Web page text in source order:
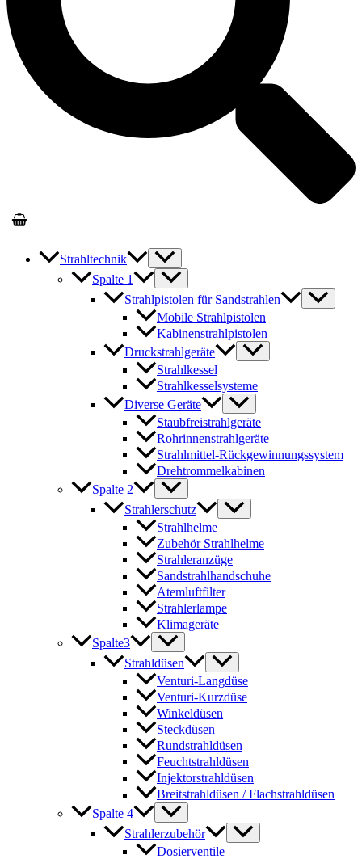
Strahltechnik
Spalte 1
Strahlpistolen für Sandstrahlen
Mobile Strahlpistolen
Kabinenstrahlpistolen
Druckstrahlgeräte
Strahlkessel
Strahlkesselsysteme
Diverse Geräte
Staubfreistrahlgeräte
Rohrinnenstrahlgeräte
Strahlmittel-Rückgewinnungssystem
Drehtrommelkabinen
Spalte 2
Strahlerschutz
Strahlhelme
Zubehör Strahlhelme
Strahleranzüge
Sandstrahlhandschuhe
Atemluftfilter
Strahlerlampe
Klimageräte
Spalte3
Strahldüsen
Venturi-Langdüse
Venturi-Kurzdüse
Winkeldüsen
Steckdüsen
Rundstrahldüsen
Feuchtstrahldüsen
Injektorstrahldüsen
Breitstrahldüsen / Flachstrahldüsen
Spalte 4
Strahlerzubehör
Dosierventile